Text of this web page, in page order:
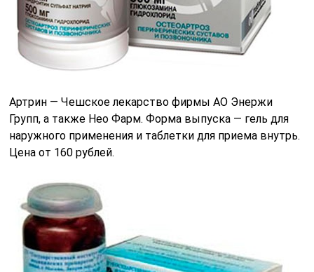
Артрин — Чешское лекарство фирмы АО Энержи
Групп, а также Нео Фарм. Форма выпуска — гель для
наружного применения и таблетки для приема внутрь.
Цена от 160 рублей.